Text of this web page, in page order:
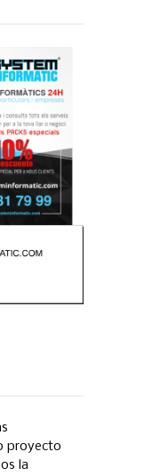
proyecto
la